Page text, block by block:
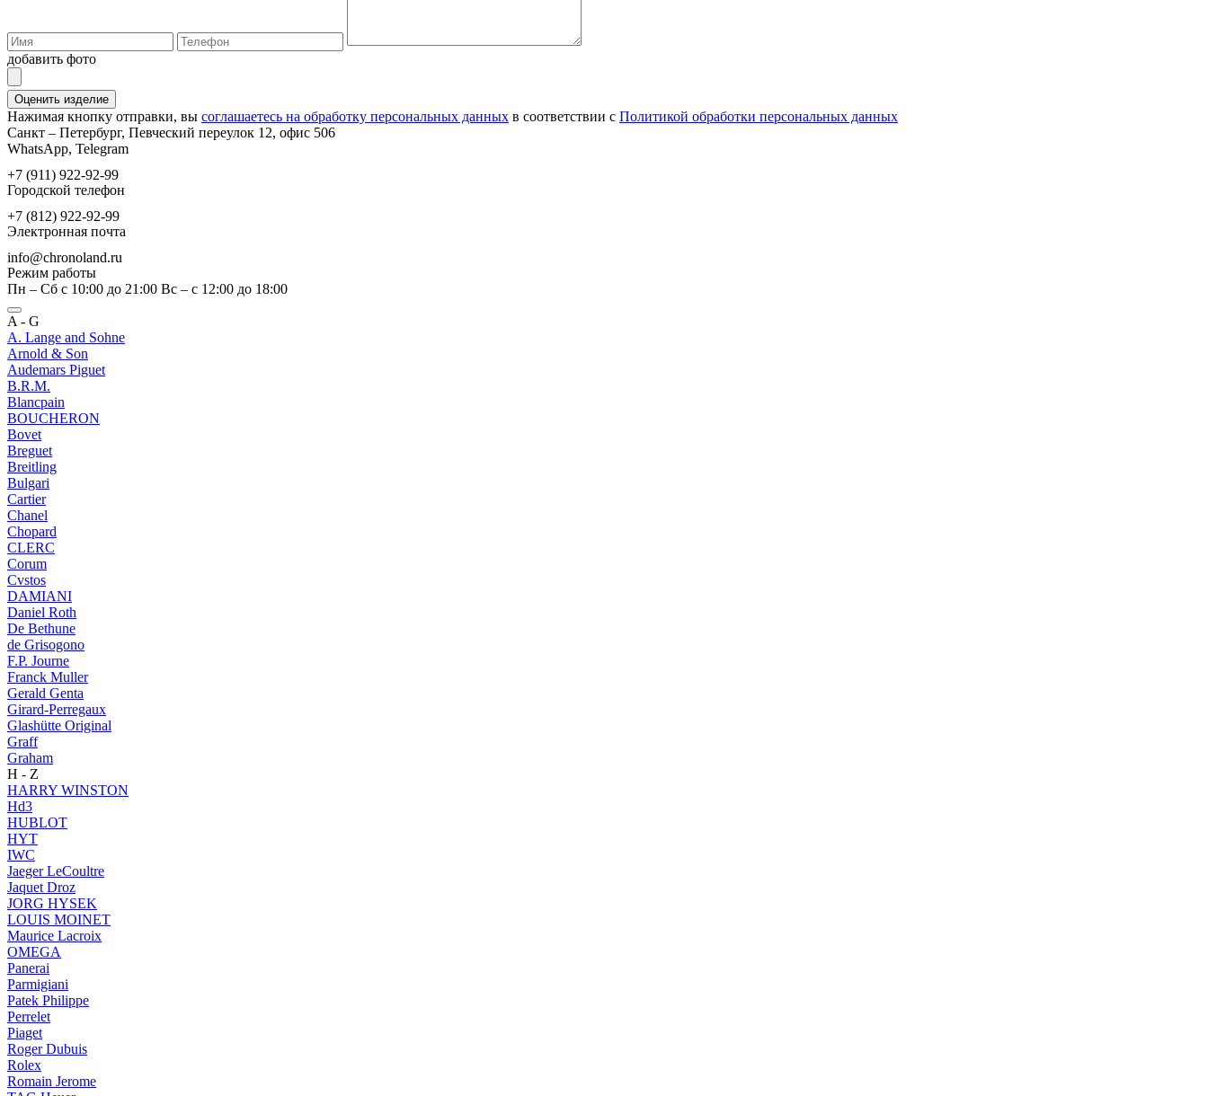
добавить фото
Оценить изделие
Нажимая кнопку отправки, вы соглашаетесь на обработку персональных данных в соответствии с Политикой обработки персональных данных
Санкт – Петербург, Певческий переулок 12, офис 506
WhatsApp, Telegram
+7 (911) 922-92-99
Городской телефон
+7 (812) 922-92-99
Электронная почта
info@chronoland.ru
Режим работы
Пн – Сб с 10:00 до 21:00 Вс – c 12:00 до 18:00
A - G
A. Lange and Sohne
Arnold & Son
Audemars Piguet
B.R.M.
Blancpain
BOUCHERON
Bovet
Breguet
Breitling
Bulgari
Cartier
Chanel
Chopard
CLERC
Corum
Cvstos
DAMIANI
Daniel Roth
De Bethune
de Grisogono
F.P. Journe
Franck Muller
Gerald Genta
Girard-Perregaux
Glashütte Original
Graff
Graham
H - Z
HARRY WINSTON
Hd3
HUBLOT
HYT
IWC
Jaeger LeCoultre
Jaquet Droz
JORG HYSEK
LOUIS MOINET
Maurice Lacroix
OMEGA
Panerai
Parmigiani
Patek Philippe
Perrelet
Piaget
Roger Dubuis
Rolex
Romain Jerome